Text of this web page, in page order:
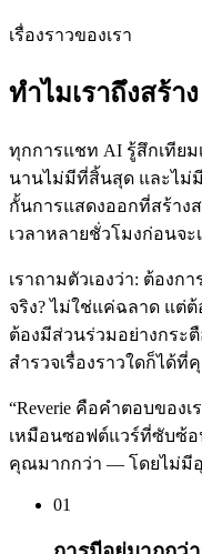
เรื่องราวของเรา
ทำไมเราถึงสร้า
ทุกการแชท AI รู้สึกเทีย
นานไม่มีที่สิ้นสุด และไม่มี
กั้นการแสดงออกที่สร้าง
เวลาหลายชั่วโมงก่อนจ
เราถามตัวเองว่า: ต้องก
จริง? ไม่ใช่แค่ฉลาด แต่
ต้องมีส่วนร่วมอย่างกระ
สำรวจเรื่องราวใดก็ได้ที่
“Reverie คือคำตอบของ
เหมือนซอฟต์แวร์ที่ซับซ้อ
คุณมากกว่า — โดยไม่มี
01